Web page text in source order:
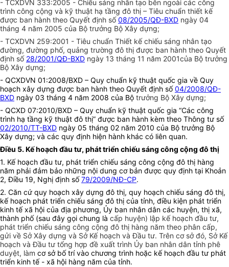
- TCXDVN 333:2005 - Chiếu sáng nhân tạo bên ngoài các công
trình công cộng và kỹ thuật hạ tầng đô thị – Tiêu chuẩn thiết kế
được ban hành theo Quyết định số08/2005/QĐ-BXD ngày 04
tháng 4 năm 2005 của Bộ trưởng Bộ Xây dựng;
- TCXDVN 259:2001 - Tiêu chuẩn Thiết kế chiếu sáng nhân tạo
đường, đường phố, quảng trường đô thị được ban hành theo Quyết
định số 28/2001/QĐ-BXD ngày 13 tháng 11 năm 2001của Bộ trưởng
Bộ Xây dựng;
- QCXDVN 01:2008/BXD – Quy chuẩn kỹ thuật quốc gia về Quy
hoạch xây dựng được ban hành theo Quyết định số04/2008/QĐ-
BXD ngày 03 tháng 4 năm 2008 của Bộ trưởng Bộ Xây dựng;
- QCXD 07:2010/BXD – Quy chuẩn kỹ thuật quốc gia “Các công
trình hạ tầng kỹ thuật đô thị” được ban hành kèm theo Thông tư số
02/2010/TT-BXD ngày 05 tháng 02 năm 2010 của Bộ trưởng Bộ
Xây dựng; và các quy định hiện hành khác có liên quan.
Điều 5. Kế hoạch đầu tư, phát triển chiếu sáng công cộng đô thị
1. Kế hoạch đầu tư, phát triển chiếu sáng công cộng đô thị hàng
năm phải đảm bảo những nội dung cơ bản được quy định tại Khoản
2, Điều 19, Nghị định số79/2009/NĐ-CP.
2. Căn cứ quy hoạch xây dựng đô thị, quy hoạch chiếu sáng đô thị,
kế hoạch phát triển chiếu sáng đô thị của tỉnh, điều kiện phát triển
kinh tế xã hội của địa phương, Ủy ban nhân dân các huyện, thị xã,
thành phố (sau đây gọi chung là cấp huyện) lập kế hoạch đầu tư,
phát triển chiếu sáng công cộng đô thị hàng năm theo phân cấp,
gửi về Sở Xây dựng và Sở Kế hoạch và Đầu tư. Trên cơ sở đó, Sở Kế
hoạch và Đầu tư tổng hợp đề xuất trình Ủy ban nhân dân tỉnh phê
duyệt, làm cơ sở bố trí vào chương trình hoặc kế hoạch đầu tư phát
triển kinh tế - xã hội hàng năm của tỉnh.